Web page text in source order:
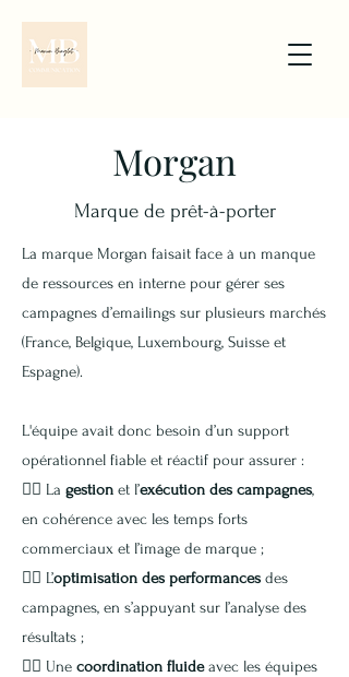
Morgan
Marque de prêt-à-porter
La marque Morgan faisait face à un manque
de ressources en interne pour gérer ses
campagnes d’emailings sur plusieurs marchés
(France, Belgique, Luxembourg, Suisse et
Espagne).
L'équipe avait donc besoin d’un support
opérationnel fiable et réactif pour assurer :
👉🏽 La gestion et l’exécution des campagnes,
en cohérence avec les temps forts
commerciaux et l’image de marque ;
👉🏽 L’optimisation des performances des
campagnes, en s’appuyant sur l’analyse des
résultats ;
👉🏽 Une coordination fluideavec les équipes